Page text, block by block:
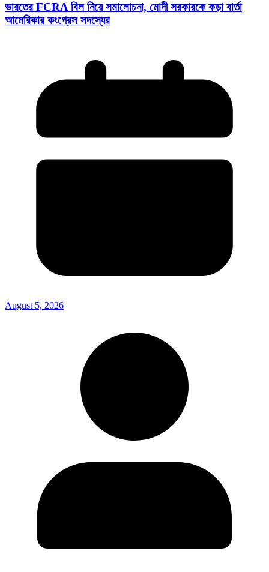
ভারতের FCRA বিল নিয়ে সমালোচনা, মোদী সরকারকে কড়া বার্তা
আমেরিকার কংগ্রেস সদস্যের
August 5, 2026